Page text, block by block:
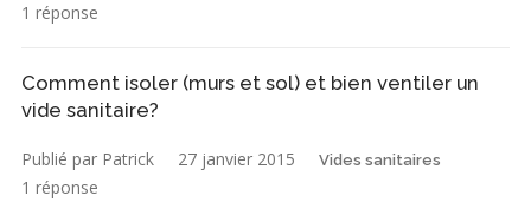
1 réponse
Comment isoler (murs et sol) et bien ventiler un
vide sanitaire?
Publié par Patrick 27 janvier 2015 Vides sanitaires
1 réponse